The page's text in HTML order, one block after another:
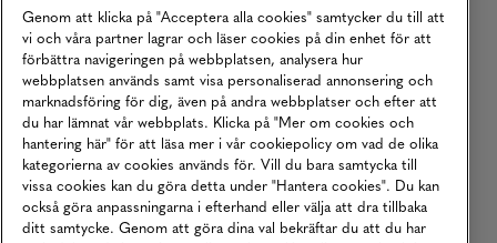
Köpvillkor
Karriär
Vårt Ansvar
Våra Tjänster
Press
Studentrabatt
B2B
Genom att klicka på "Acceptera alla cookies" samtycker du till att
vi och våra partner lagrar och läser cookies på din enhet för att
förbättra navigeringen på webbplatsen, analysera hur
webbplatsen används samt visa personaliserad annonsering och
marknadsföring för dig, även på andra webbplatser och efter att
du har lämnat vår webbplats. Klicka på "Mer om cookies och
hantering här" för att läsa mer i vår cookiepolicy om vad de olika
kategorierna av cookies används för. Vill du bara samtycka till
vissa cookies kan du göra detta under "Hantera cookies". Du kan
också göra anpassningarna i efterhand eller välja att dra tillbaka
ditt samtycke. Genom att göra dina val bekräftar du att du har